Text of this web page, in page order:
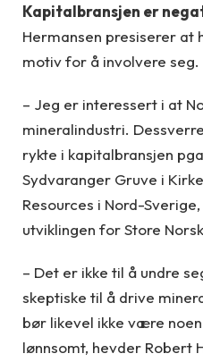
Kapitalbransjen er
Hermansen presiserer at
motiv for å involvere seg.
– Jeg er interessert i at
mineralindustri.
rykte i kapitalbransjen
Sydvaranger Gruve i
Resources i Nord-
utviklingen for Store
– Det er ikke til å undre
skeptiske til å drive
bør likevel ikke være
lønnsomt, hevder Robert